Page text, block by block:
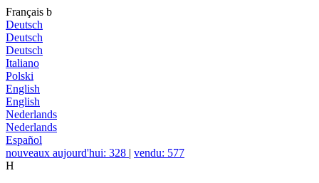
Français b
Deutsch
Deutsch
Deutsch
Italiano
Polski
English
English
Nederlands
Nederlands
Español
nouveaux aujourd'hui: 328 | vendu: 577
H